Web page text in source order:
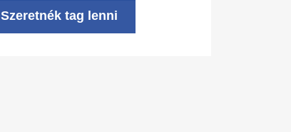
Szeretnék tag lenni